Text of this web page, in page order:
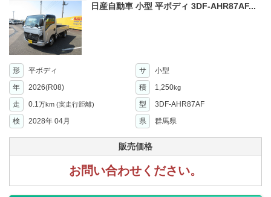
日産自動車 小型 平ボディ 3DF-AHR87AF...
形 平ボディ サ
小型
年
2026(R08) 積 1,250kg
走 0.1万km (実走行距離) 型
3DF-AHR87AF
検
2028年 04月 県 群馬県
販売価格
お問い合わせください。